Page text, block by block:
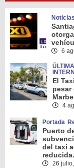
Noticias
6
El
pesar
4
Portada
Puerto
del taxi
reducida.
26